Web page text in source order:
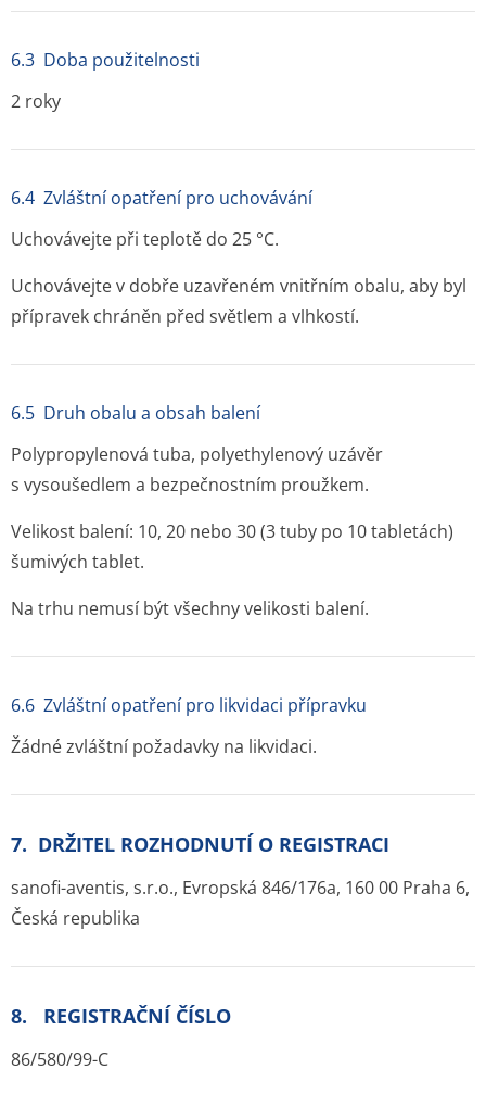
6.3 Doba použitelnosti
2 roky
6.4 Zvláštní opatření pro uchovávání
Uchovávejte při teplotě do 25 °C.
Uchovávejte v dobře uzavřeném vnitřním obalu, aby byl
přípravek chráněn před světlem a vlhkostí.
6.5 Druh obalu a obsah balení
Polypropylenová tuba, polyethylenový uzávěr
s vysoušedlem a bezpečnostním proužkem.
Velikost balení: 10, 20 nebo 30 (3 tuby po 10 tabletách)
šumivých tablet.
Na trhu nemusí být všechny velikosti balení.
6.6 Zvláštní opatření pro likvidaci přípravku
Žádné zvláštní požadavky na likvidaci.
7. DRŽITEL ROZHODNUTÍ O REGISTRACI
sanofi-aventis, s.r.o., Evropská 846/176a, 160 00 Praha 6,
Česká republika
8. REGISTRAČNÍ ČÍSLO
86/580/99-C